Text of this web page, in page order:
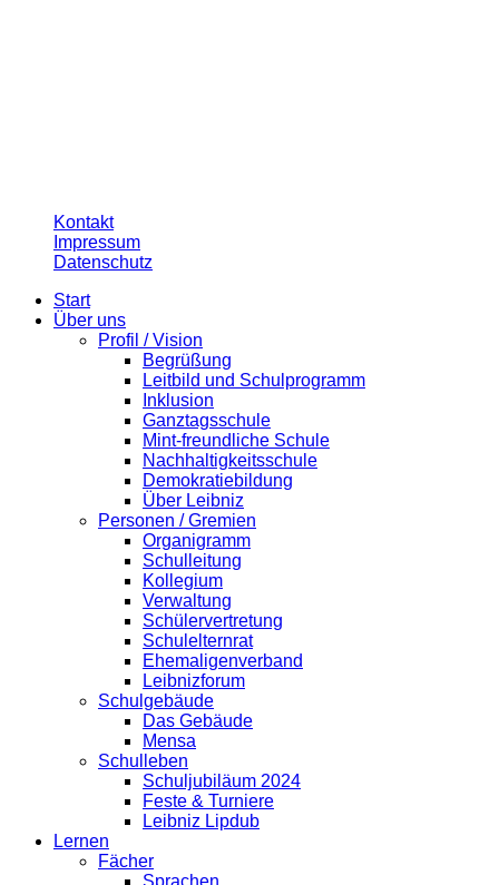
Kontakt
Impressum
Datenschutz
Start
Über uns
Profil / Vision
Begrüßung
Leitbild und Schulprogramm
Inklusion
Ganztagsschule
Mint-freundliche Schule
Nachhaltigkeitsschule
Demokratiebildung
Über Leibniz
Personen / Gremien
Organigramm
Schulleitung
Kollegium
Verwaltung
Schülervertretung
Schulelternrat
Ehemaligenverband
Leibnizforum
Schulgebäude
Das Gebäude
Mensa
Schulleben
Schuljubiläum 2024
Feste & Turniere
Leibniz Lipdub
Lernen
Fächer